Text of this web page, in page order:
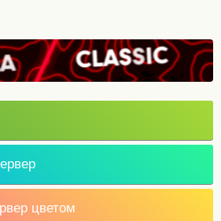
цветом